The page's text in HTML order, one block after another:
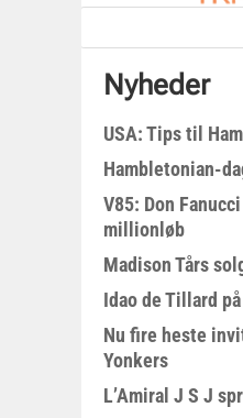
Nyheder
USA: Tips til
Hambletonian-
V85: Don
millionløb
Madison Tårs
Idao de Tillard
Nu fire heste
Yonkers
L’Amiral J S J